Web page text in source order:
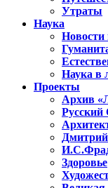
Утраты
Наука
Наука в
Проекты
Архив
Русский
Здоровье